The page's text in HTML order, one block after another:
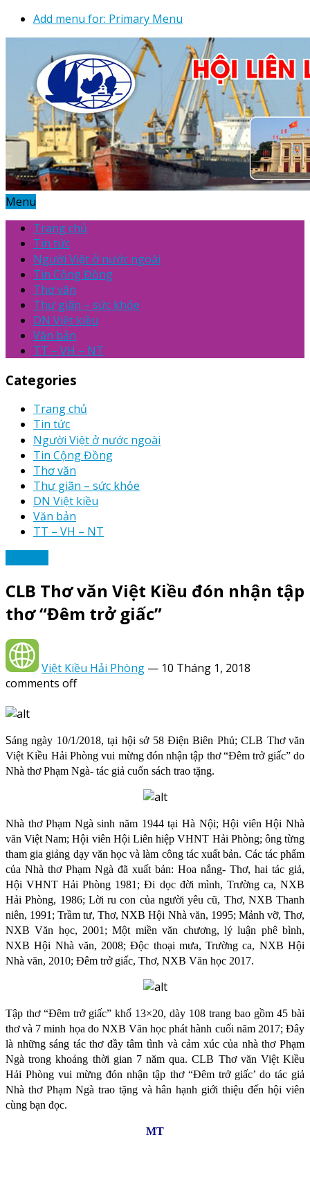
Add menu for: Primary Menu
Menu
Trang chủ
Tin tức
Người Việt ở nước ngoài
Tin Cộng Đồng
Thơ văn
Thư giãn – sức khỏe
DN Việt kiều
Văn bản
TT – VH – NT
Categories
Trang chủ
Tin tức
Người Việt ở nước ngoài
Tin Cộng Đồng
Thơ văn
Thư giãn – sức khỏe
DN Việt kiều
Văn bản
TT – VH – NT
CLB Thơ văn Việt Kiều đón nhận tập
thơ “Đêm trở giấc”
Việt Kiều Hải Phòng — 10 Tháng 1, 2018
comments off
Sáng ngày 10/1/2018, tại hội sở 58 Điện Biên Phủ; CLB Thơ văn
Việt Kiều Hải Phòng vui mừng đón nhận tập thơ “Đêm trở giấc” do
Nhà thơ Phạm Ngà- tác giả cuốn sách trao tặng.
Nhà thơ Phạm Ngà sinh năm 1944 tại Hà Nội; Hội viên Hội Nhà
văn Việt Nam; Hội viên Hội Liên hiệp VHNT Hải Phòng; ông từng
tham gia giảng dạy văn học và làm công tác xuất bản. Các tác phẩm
của Nhà thơ Phạm Ngà đã xuất bản: Hoa nắng- Thơ, hai tác giả,
Hội VHNT Hải Phòng 1981; Đi dọc đời mình, Trường ca, NXB
Hải Phòng, 1986; Lời ru con của người yêu cũ, Thơ, NXB Thanh
niên, 1991; Trầm tư, Thơ, NXB Hội Nhà văn, 1995; Mảnh vỡ, Thơ,
NXB Văn học, 2001; Một miền văn chương, lý luận phê bình,
NXB Hội Nhà văn, 2008; Độc thoại mưa, Trường ca, NXB Hội
Nhà văn, 2010; Đêm trở giấc, Thơ, NXB Văn học 2017.
Tập thơ “Đêm trở giấc” khổ 13×20, dày 108 trang bao gồm 45 bài
thơ và 7 minh họa do NXB Văn học phát hành cuối năm 2017; Đây
là những sáng tác thơ đầy tâm tình và cảm xúc của nhà thơ Phạm
Ngà trong khoảng thời gian 7 năm qua. CLB Thơ văn Việt Kiều
Hải Phòng vui mừng đón nhận tập thơ “Đêm trở giấc’ do tác giả
Nhà thơ Phạm Ngà trao tặng và hân hạnh giới thiệu đến hội viên
cùng bạn đọc.
MT